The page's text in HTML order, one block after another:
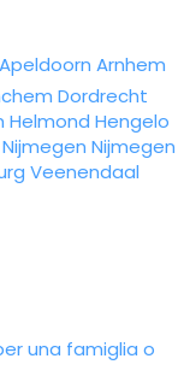
Apeldoorn Arnhem
Dordrecht
Helmond Hengelo
Nijmegen Nijmegen
Veenendaal
una famiglia o